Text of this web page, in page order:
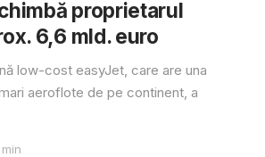
proprietarul
6,6 mld. euro
low-cost easyJet, care are una
aeroflote de pe continent, a
min